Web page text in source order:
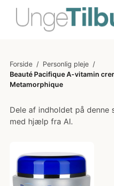
Forside / Personlig pleje /
Beauté Pacifique A-vitamin
Metamorphique
Dele af indholdet på
med hjælp fra AI.